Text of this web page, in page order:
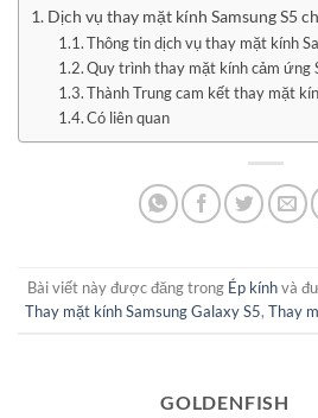
Dịch vụ thay mặt kính Samsung S5
Thông tin dịch vụ thay mặt kính
Quy trình thay mặt kính cảm ứng
Thành Trung cam kết thay mặt
Có liên quan
Bài viết này được đăng trong Ép kínhvà
Thay mặt kính Samsung Galaxy S5, Thay
GOLDENFISH